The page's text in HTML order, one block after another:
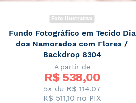
Foto Ilustrativa
Fundo Fotográfico em Tecido Dia
dos Namorados com Flores /
Backdrop 8304
A partir de
R$ 538,00
5x de R$ 114,07
R$ 511,10 no PIX